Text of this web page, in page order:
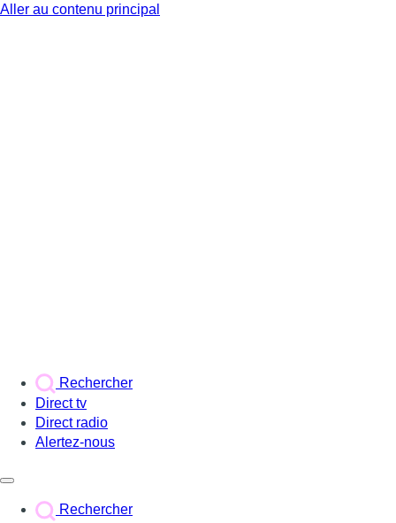
Aller au contenu principal
Rechercher
Direct tv
Direct radio
Alertez-nous
Rechercher